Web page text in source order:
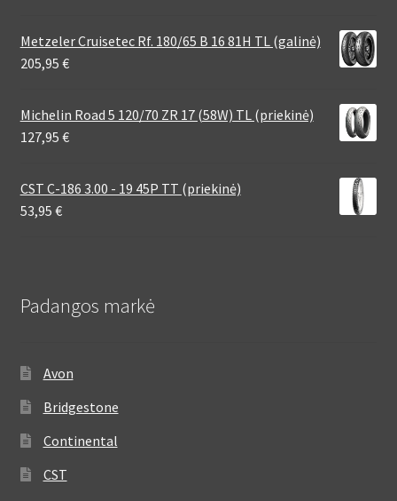
Metzeler Cruisetec Rf. 180/65 B 16 81H TL (galinė)
205,95 €
Michelin Road 5 120/70 ZR 17 (58W) TL (priekinė)
127,95 €
CST C-186 3.00 - 19 45P TT (priekinė)
53,95 €
Padangos markė
Avon
Bridgestone
Continental
CST